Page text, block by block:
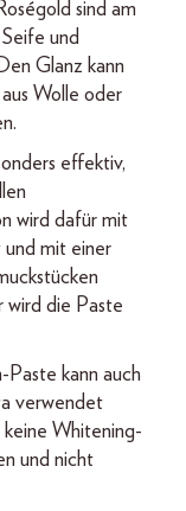
sind am
und
Glanz kann
Wolle oder
effektiv,
wird dafür mit
und mit einer
wird die Paste
kann auch
verwendet
keine Whitening-
und nicht